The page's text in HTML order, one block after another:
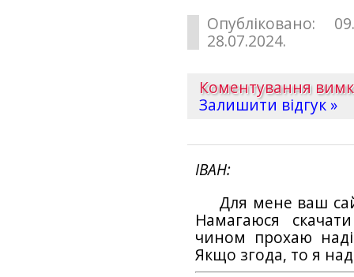
Опубліковано:
28.07.2024.
Коментування
Залишити відгук »
ІВАН
Для мене ваш
Намагаюся
чином прохаю
Якщо згода, то я